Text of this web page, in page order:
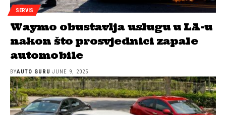
SERVIS
Waymo obustavlja uslugu u LA-u
nakon što prosvjednici zapale
automobile
BYAUTO GURU JUNE 9, 2025